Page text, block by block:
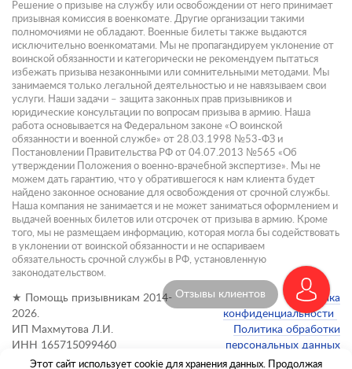
Отзывы клиентов
Решение о призыве на службу или освобождении от него принимает
призывная комиссия в военкомате. Другие организации такими
полномочиями не обладают. Военные билеты также выдаются
исключительно военкоматами. Мы не пропагандируем уклонение от
воинской обязанности и категорически не рекомендуем пытаться
избежать призыва незаконными или сомнительными методами. Мы
занимаемся только легальной деятельностью и не навязываем свои
услуги. Наши задачи – защита законных прав призывников и
юридические консультации по вопросам призыва в армию. Наша
работа основывается на Федеральном законе «О воинской
обязанности и военной службе» от 28.03.1998 №53-ФЗ и
Постановлении Правительства РФ от 04.07.2013 №565 «Об
утверждении Положения о военно-врачебной экспертизе». Мы не
можем дать гарантию, что у обратившегося к нам клиента будет
найдено законное основание для освобождения от срочной службы.
Наша компания не занимается и не может заниматься оформлением и
выдачей военных билетов или отсрочек от призыва в армию. Кроме
того, мы не размещаем информацию, которая могла бы содействовать
в уклонении от воинской обязанности и не оспариваем
обязательность срочной службы в РФ, установленную
законодательством.
★ Помощь призывникам 2014-
2026.
ИП Махмутова Л.И.
ИНН 165715099460
Политика
конфиденциальности
Политика обработки
персональных данных
Администратор сайта:
Этот сайт использует cookie для хранения данных. Продолжая